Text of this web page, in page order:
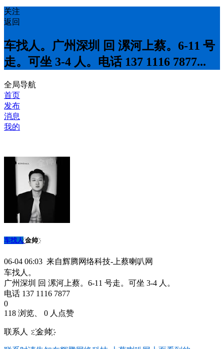
关注
返回
车找人。广州深圳 回 漯河上蔡。6-11 号
走。可坐 3-4 人。电话 137 1116 7877...
全局导航
首页
发布
消息
我的
车找人 ㅤ҉金帅ㅤ҉
06-04 06:03 来自辉腾网络科技-上蔡喇叭网
车找人。
广州深圳 回 漯河上蔡。6-11 号走。可坐 3-4 人。
电话 137 1116 7877
0
118 浏览、 0 人点赞
联系人：ㅤ҉金帅ㅤ҉